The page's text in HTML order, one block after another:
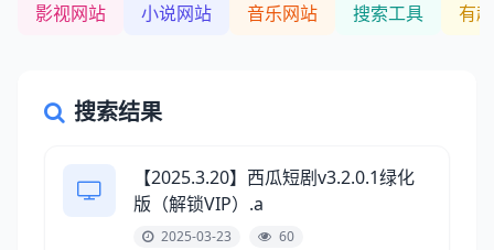
影视网站 小说网站 音乐网站 搜索工具 有
搜索结果
【2025.3.20】西瓜短剧v3.2.0.1绿化
版（解锁VIP）.a
2025-03-23 60